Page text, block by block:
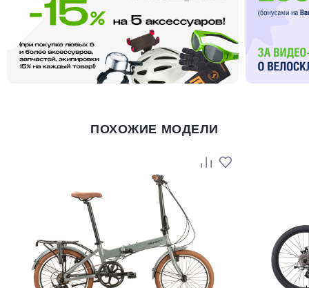
ПОХОЖИЕ МОДЕЛИ